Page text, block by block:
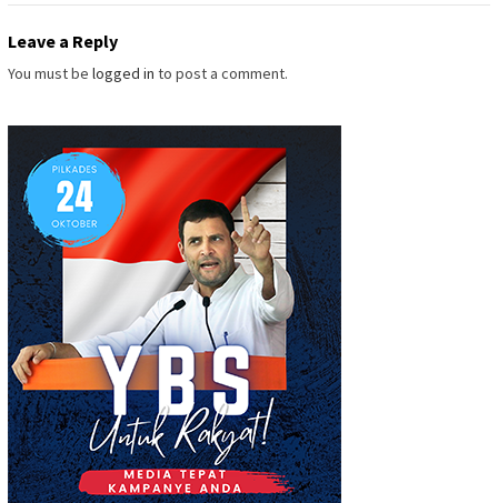
Leave a Reply
You must be logged in to post a comment.